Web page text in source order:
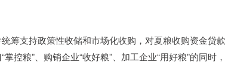
支持政策性收储和市场化收购，对夏粮收购资金贷款
控粮”、购销企业“收好粮”、加工企业“用好粮”的同时